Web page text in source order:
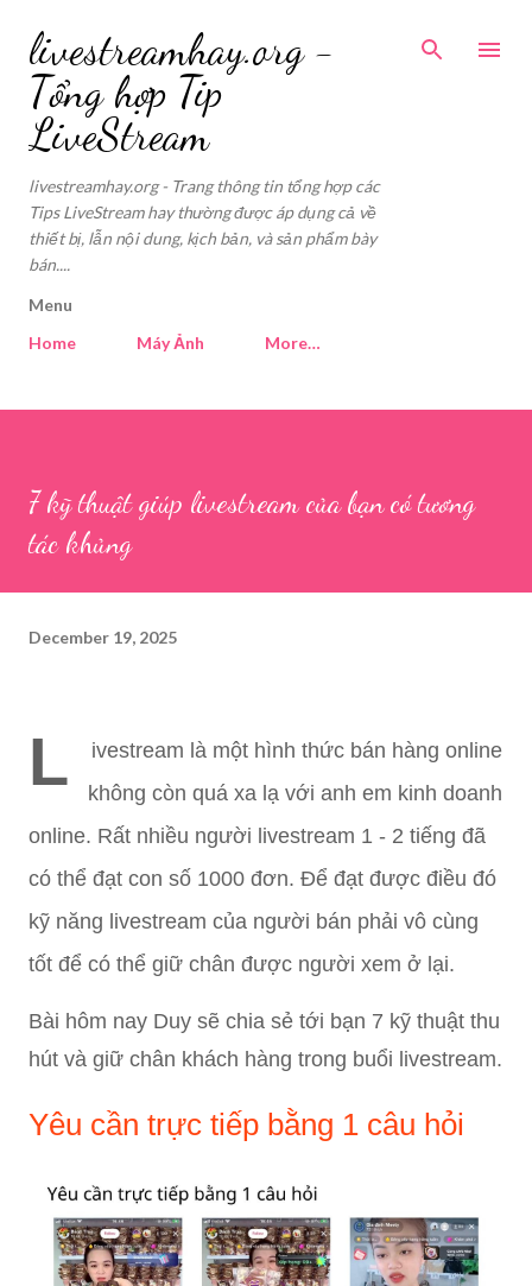
Skip to main content
livestreamhay.org -
Tổng hợp Tip
LiveStream
livestreamhay.org - Trang thông tin tổng hợp các
Tips LiveStream hay thường được áp dụng cả về
thiết bị, lẫn nội dung, kịch bản, và sản phẩm bày
bán....
Menu
Home
Máy Ảnh More…
7 kỹ thuật giúp livestream của bạn có tương
tác khủng
December 19, 2025
L
ivestream là một hình thức bán hàng online
không còn quá xa lạ với anh em kinh doanh
online. Rất nhiều người livestream 1 - 2 tiếng đã
có thể đạt con số 1000 đơn. Để đạt được điều đó
kỹ năng livestream của người bán phải vô cùng
tốt để có thể giữ chân được người xem ở lại.
Bài hôm nay Duy sẽ chia sẻ tới bạn 7 kỹ thuật thu
hút và giữ chân khách hàng trong buổi livestream.
Yêu cần trực tiếp bằng 1 câu hỏi